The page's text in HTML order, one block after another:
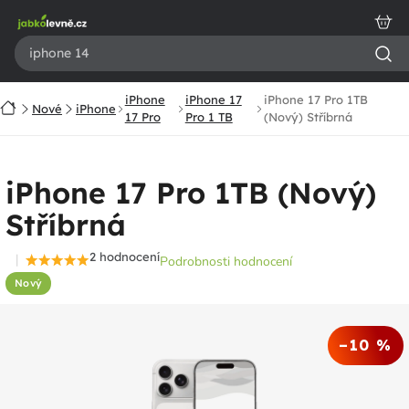
obsah
DomůNové iPhone
iPhone
17 Pro
iPhone 17
Pro 1 TB
iPhone 17 Pro 1TB
(Nový) Stříbrná
iPhone 17 Pro 1TB (Nový)
Stříbrná
Nový
Průměrné
2 hodnoceníPodrobnosti hodnocení
–10 %